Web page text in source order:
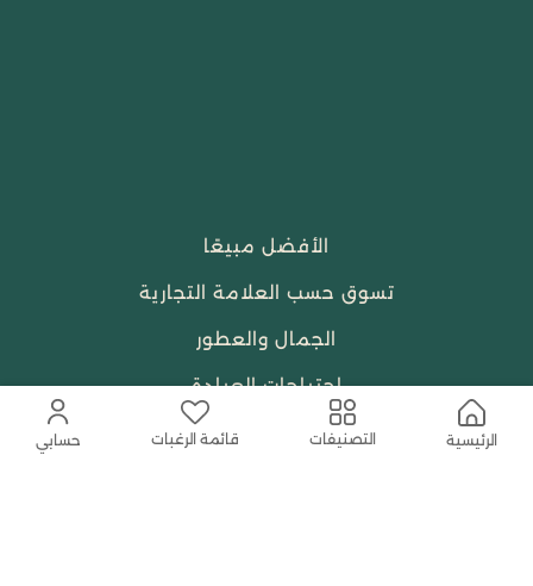
الرئيسية التصنيفات قائمة الرغبات حسابي
الأفضل مبيعًا
تسوق حسب العلامة التجارية
الجمال والعطور
احتياجات العبادة